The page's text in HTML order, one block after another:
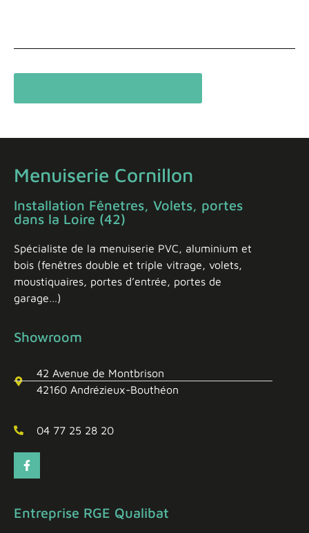
Menuiserie Cornillon
Installation Fênetres, Volets, portes
dans la Loire (42)
Spécialiste de la menuiserie PVC, aluminium et
bois (fenêtres double et triple vitrage, volets,
moustiquaires, portes d’entrée, portes de
garage…)
Showroom
42 Avenue de Montbrison
42160 Andrézieux-Bouthéon
04 77 25 28 20
Entreprise RGE Qualibat